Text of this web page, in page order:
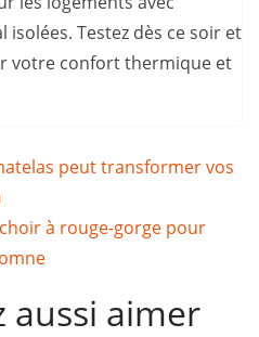
Testez dès ce soir et
votre confort thermique et
peut transformer vos
à rouge-gorge pour
aussi aimer